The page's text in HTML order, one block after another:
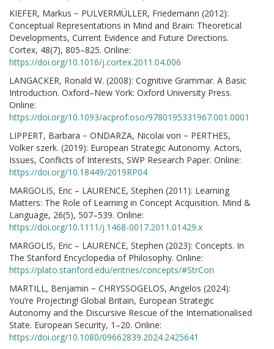
KIEFER, Markus − PULVERMÜLLER, Friedemann (2012):
Conceptual Representations in Mind and Brain: Theoretical
Developments, Current Evidence and Future Directions.
Cortex, 48(7), 805–825. Online:
https://doi.org/10.1016/j.cortex.2011.04.006
LANGACKER, Ronald W. (2008): Cognitive Grammar. A Basic
Introduction. Oxford–New York: Oxford University Press.
Online:
https://doi.org/10.1093/acprof:oso/9780195331967.001.0001
LIPPERT, Barbara − ONDARZA, Nicolai von − PERTHES,
Volker szerk. (2019): European Strategic Autonomy. Actors,
Issues, Conflicts of Interests, SWP Research Paper. Online:
https://doi.org/10.18449/2019RP04
MARGOLIS, Eric – LAURENCE, Stephen (2011): Learning
Matters: The Role of Learning in Concept Acquisition. Mind &
Language, 26(5), 507–539. Online:
https://doi.org/10.1111/j.1468-0017.2011.01429.x
MARGOLIS, Eric – LAURENCE, Stephen (2023): Concepts. In
The Stanford Encyclopedia of Philosophy. Online:
https://plato.stanford.edu/entries/concepts/#StrCon
MARTILL, Benjamin − CHRYSSOGELOS, Angelos (2024):
You’re Projecting! Global Britain, European Strategic
Autonomy and the Discursive Rescue of the Internationalised
State. European Security, 1–20. Online:
https://doi.org/10.1080/09662839.2024.2425641